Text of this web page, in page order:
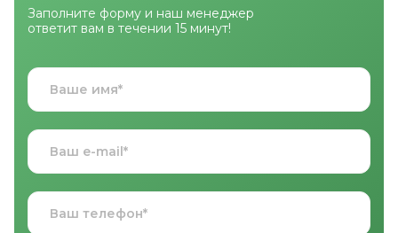
Заполните форму и наш менеджер
ответит вам в течении 15 минут!